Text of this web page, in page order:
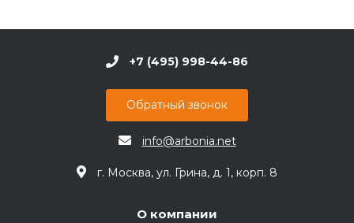
+7 (495) 998-44-86
Обратный звонок
info@arbonia.net
г. Москва, ул. Грина, д. 1, корп. 8
О компании